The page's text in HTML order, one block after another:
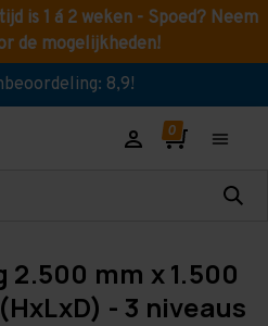
is 1 á 2 weken - Spoed? Neem
de mogelijkheden!
8,9!
mm x 1.500
- 3 niveaus